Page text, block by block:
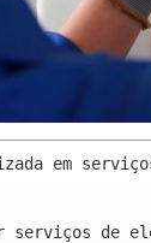
em
serviços de